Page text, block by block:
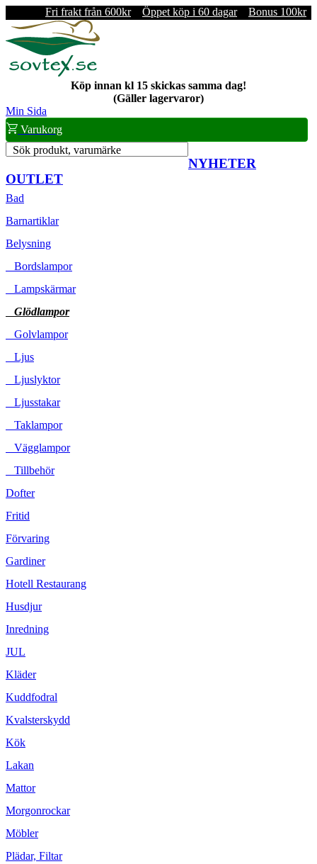
Fri frakt från 600kr Öppet köp i 60 dagar Bonus 100kr
Köp innan kl 15 skickas samma dag!
(Gäller lagervaror)
Min Sida
Varukorg
Sök produkt, varumärke
NYHETER
OUTLET
Bad
Barnartiklar
Belysning
Bordslampor
Lampskärmar
Glödlampor
Golvlampor
Ljus
Ljuslyktor
Ljusstakar
Taklampor
Vägglampor
Tillbehör
Dofter
Fritid
Förvaring
Gardiner
Hotell Restaurang
Husdjur
Inredning
JUL
Kläder
Kuddfodral
Kvalsterskydd
Kök
Lakan
Mattor
Morgonrockar
Möbler
Plädar, Filtar